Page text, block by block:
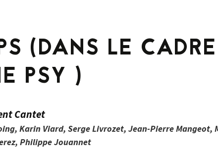
PROCHAINEMENT
GRILLE HORAIRE
PROGRAMME
(DANS LE
PSY )
Cantet
Karin Viard, Serge Livrozet, Jean-Pierre Mangeot,
Philippe Jouannet